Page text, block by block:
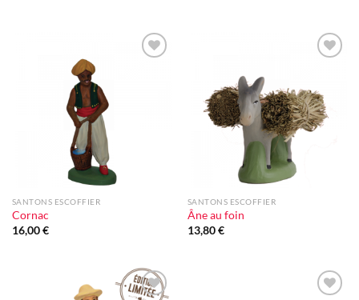
SANTONS ESCOFFIER
Cornac
16,00€
d'envie
SANTONS ESCOFFIER
Âne au foin
13,80€